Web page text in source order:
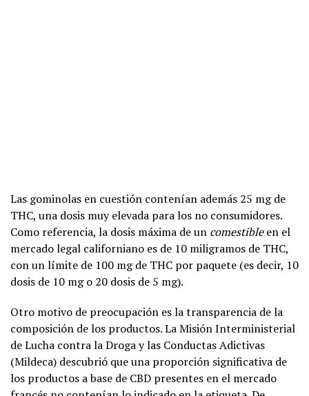
Las gominolas en cuestión contenían además 25 mg de
THC, una dosis muy elevada para los no consumidores.
Como referencia, la dosis máxima de un comestibleen el
mercado legal californiano es de 10 miligramos de THC,
con un límite de 100 mg de THC por paquete (es decir, 10
dosis de 10 mg o 20 dosis de 5 mg).
Otro motivo de preocupación es la transparencia de la
composición de los productos. La Misión Interministerial
de Lucha contra la Droga y las Conductas Adictivas
(Mildeca) descubrió que una proporción significativa de
los productos a base de CBD presentes en el mercado